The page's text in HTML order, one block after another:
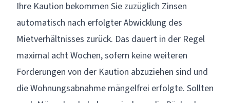
Ihre Kaution bekommen Sie zuzüglich Zinsen
automatisch nach erfolgter Abwicklung des
Mietverhältnisses zurück. Das dauert in der Regel
maximal acht Wochen, sofern keine weiteren
Forderungen von der Kaution abzuziehen sind und
die Wohnungsabnahme mängelfrei erfolgte. Sollten